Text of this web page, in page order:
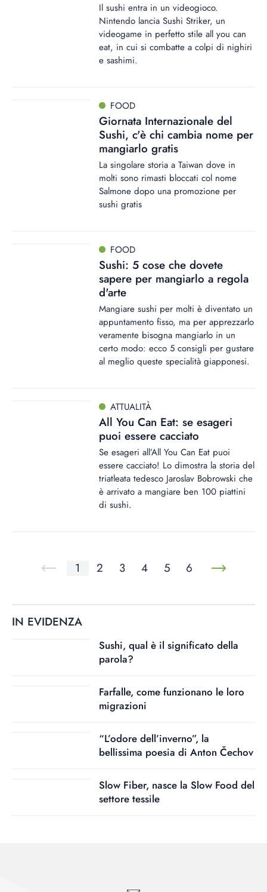
Il sushi entra in un videogioco.
Nintendo lancia Sushi Striker, un
videogame in perfetto stile all you can
eat, in cui si combatte a colpi di nighiri
e sashimi.
FOOD
Giornata Internazionale del
Sushi, c'è chi cambia nome per
mangiarlo gratis
La singolare storia a Taiwan dove in
molti sono rimasti bloccati col nome
Salmone dopo una promozione per
sushi gratis
FOOD
Sushi: 5 cose che dovete
sapere per mangiarlo a regola
d'arte
Mangiare sushi per molti è diventato un
appuntamento fisso, ma per apprezzarlo
veramente bisogna mangiarlo in un
certo modo: ecco 5 consigli per gustare
al meglio queste specialità giapponesi.
ATTUALITÀ
All You Can Eat: se esageri
puoi essere cacciato
Se esageri all’All You Can Eat puoi
essere cacciato! Lo dimostra la storia del
triatleata tedesco Jaroslav Bobrowski che
è arrivato a mangiare ben 100 piattini
di sushi.
1 2 3 4 5 6
IN EVIDENZA
Sushi, qual è il significato della
parola?
Farfalle, come funzionano le loro
migrazioni
“L’odore dell’inverno”, la
bellissima poesia di Anton Čechov
Slow Fiber, nasce la Slow Food del
settore tessile